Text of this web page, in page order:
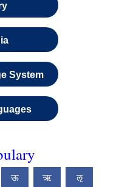
System
ऊ ऋ ऌ